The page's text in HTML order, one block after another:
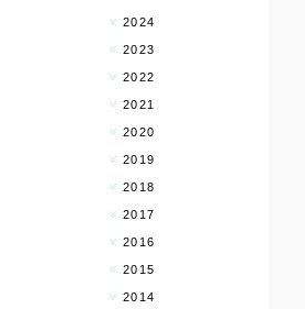
2024
2023
2022
2021
2020
2019
2018
2017
2016
2015
2014